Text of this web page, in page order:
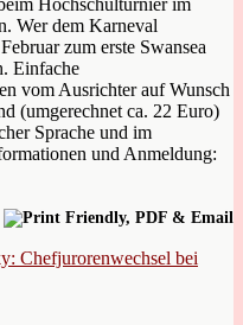
Wer dem Karneval
zum erste Swansea
Einfache
vom Ausrichter auf Wunsch
(umgerechnet ca. 22 Euro)
Sprache und im
und Anmeldung:
Chefjurorenwechsel bei